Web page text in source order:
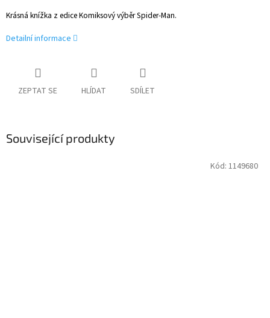
Krásná knížka z edice Komiksový výběr Spider-Man.
Detailní informace
ZEPTAT SE HLÍDAT SDÍLET
Související produkty
Kód: 1149680